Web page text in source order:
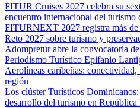
FITUR Cruises 2027 celebra su
encuentro internacional del turismo
FITURNEXT 2027 registra más de
Reto 2027 sobre turismo y
Adompretur abre la convocatoria
Periodismo Turístico Epifanio
Aerolíneas caribeñas:
región
Los clúster Turísticos
desarrollo del turismo en